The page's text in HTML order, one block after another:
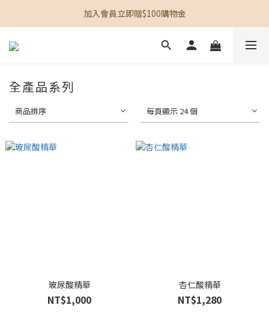
加入會員立即贈$100購物金
加入會員立即贈$100購物金
單筆訂單滿$1200即享免運
全產品系列
商品排序 每頁顯示 24 個
玻尿酸精華
NT$1,000
杏仁酸精華
NT$1,280